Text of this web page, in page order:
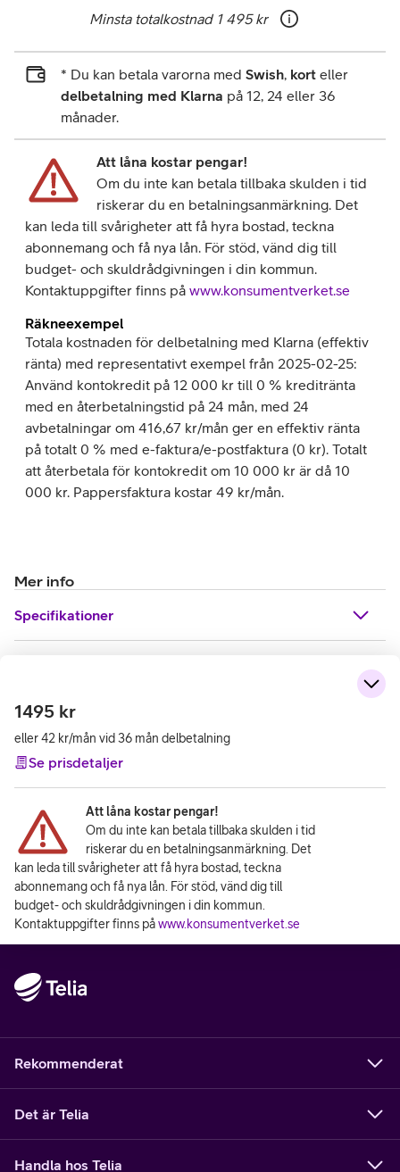
Minsta totalkostnad 1 495 kr
* Du kan betala varorna med Swish, kort eller
delbetalning med Klarna på 12, 24 eller 36
månader.
Att låna kostar pengar!
Om du inte kan betala tillbaka skulden i tid
riskerar du en betalningsanmärkning. Det
kan leda till svårigheter att få hyra bostad, teckna
abonnemang och få nya lån. För stöd, vänd dig till
budget- och skuldrådgivningen i din kommun.
Kontaktuppgifter finns på www.konsumentverket.se
Räkneexempel
Totala kostnaden för delbetalning med Klarna (effektiv
ränta) med representativt exempel från 2025-02-25:
Använd kontokredit på 12 000 kr till 0 % kreditränta
med en återbetalningstid på 24 mån, med 24
avbetalningar om 416,67 kr/mån ger en effektiv ränta
på totalt 0 % med e-faktura/e-postfaktura (0 kr). Totalt
att återbetala för kontokredit om 10 000 kr är då 10
000 kr. Pappersfaktura kostar 49 kr/mån.
Mer info
Specifikationer
1495 kr
eller 42 kr/mån vid 36 mån delbetalning
Se prisdetaljer
Att låna kostar pengar!
Om du inte kan betala tillbaka skulden i tid
riskerar du en betalningsanmärkning. Det
kan leda till svårigheter att få hyra bostad, teckna
abonnemang och få nya lån. För stöd, vänd dig till
budget- och skuldrådgivningen i din kommun.
Kontaktuppgifter finns påwww.konsumentverket.se
Rekommenderat
Det är Telia
Handla hos Telia